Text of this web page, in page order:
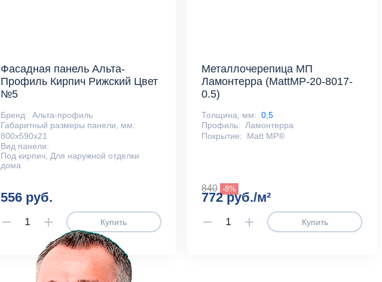
Фасадная панель Альта-
Профиль Кирпич Рижский Цвет
№5
Бренд: Альта-профиль
Габаритный размеры панели, мм:
800х590х21
Вид панели:
Под кирпич, Для наружной отделки
дома
556 руб.
Купить
Металлочерепица МП
Ламонтерра (MattMP-20-8017-
0.5)
Толщина, мм: 0,5
Профиль: Ламонтерра
Покрытие:
Matt MP®
840 -8%
772 руб./м²
Купить